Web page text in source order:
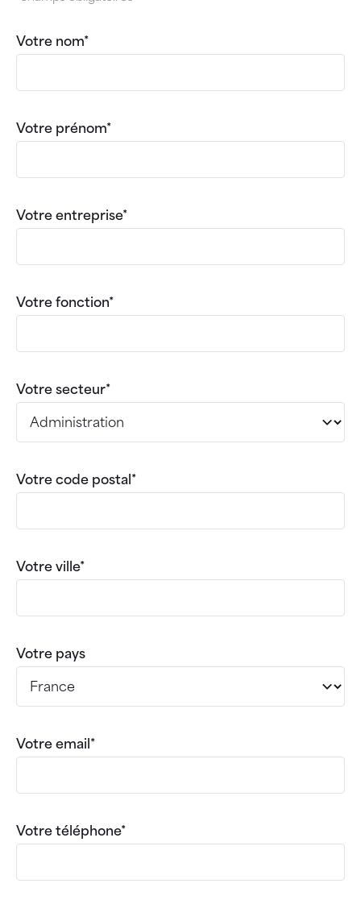
Votre nom*
Votre prénom*
Votre entreprise*
Votre fonction*
Votre secteur*
Votre code postal*
Votre ville*
Votre pays
Votre email*
Votre téléphone*